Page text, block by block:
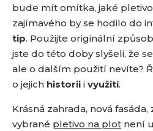
bude mít omítka, jaké
zajímavého by se hodilo do
tip. Použijte originální
jste do této doby slyšeli, že
ale o dalším použití nevíte?
o jejich historii i využití.
Krásná zahrada, nová
vybrané pletivo na plot není